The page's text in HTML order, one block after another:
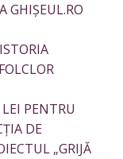
GHIȘEUL.RO
PENTRU
DE
„GRIJĂ